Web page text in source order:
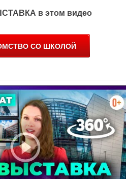
в этом видео
СО ШКОЛОЙ